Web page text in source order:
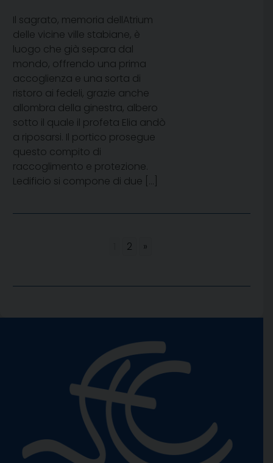
Il sagrato, memoria dellAtrium
delle vicine ville stabiane, è
luogo che già separa dal
mondo, offrendo una prima
accoglienza e una sorta di
ristoro ai fedeli, grazie anche
allombra della ginestra, albero
sotto il quale il profeta Elia andò
a riposarsi. Il portico prosegue
questo compito di
raccoglimento e protezione.
Ledificio si compone di due […]
2 »